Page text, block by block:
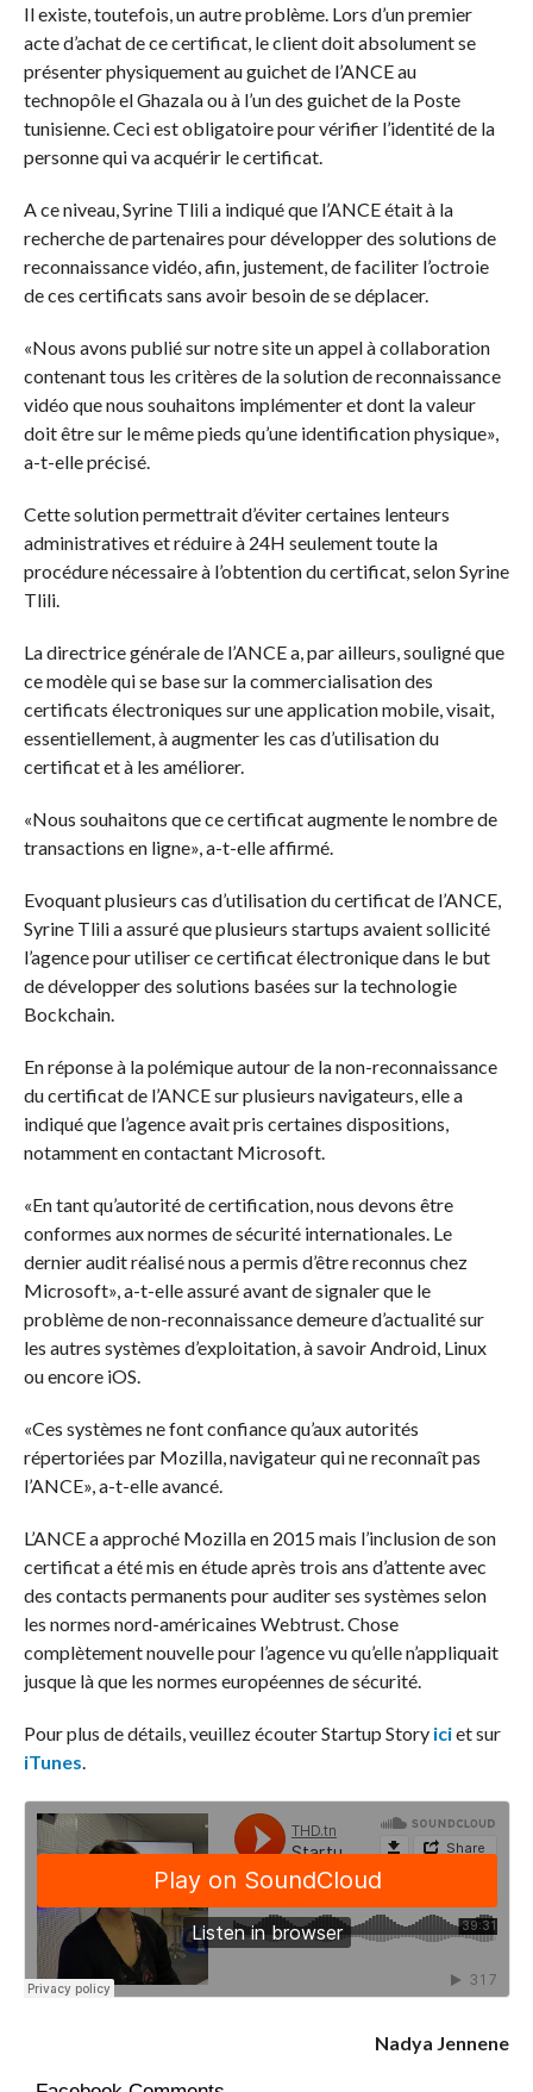
Il existe, toutefois, un autre problème. Lors d’un premier
acte d’achat de ce certificat, le client doit absolument se
présenter physiquement au guichet de l’ANCE au
technopôle el Ghazala ou à l’un des guichet de la Poste
tunisienne. Ceci est obligatoire pour vérifier l’identité de la
personne qui va acquérir le certificat.
A ce niveau, Syrine Tlili a indiqué que l’ANCE était à la
recherche de partenaires pour développer des solutions de
reconnaissance vidéo, afin, justement, de faciliter l’octroie
de ces certificats sans avoir besoin de se déplacer.
«Nous avons publié sur notre site un appel à collaboration
contenant tous les critères de la solution de reconnaissance
vidéo que nous souhaitons implémenter et dont la valeur
doit être sur le même pieds qu’une identification physique»,
a-t-elle précisé.
Cette solution permettrait d’éviter certaines lenteurs
administratives et réduire à 24H seulement toute la
procédure nécessaire à l’obtention du certificat, selon Syrine
Tlili.
La directrice générale de l’ANCE a, par ailleurs, souligné que
ce modèle qui se base sur la commercialisation des
certificats électroniques sur une application mobile, visait,
essentiellement, à augmenter les cas d’utilisation du
certificat et à les améliorer.
«Nous souhaitons que ce certificat augmente le nombre de
transactions en ligne», a-t-elle affirmé.
Evoquant plusieurs cas d’utilisation du certificat de l’ANCE,
Syrine Tlili a assuré que plusieurs startups avaient sollicité
l’agence pour utiliser ce certificat électronique dans le but
de développer des solutions basées sur la technologie
Bockchain.
En réponse à la polémique autour de la non-reconnaissance
du certificat de l’ANCE sur plusieurs navigateurs, elle a
indiqué que l’agence avait pris certaines dispositions,
notamment en contactant Microsoft.
«En tant qu’autorité de certification, nous devons être
conformes aux normes de sécurité internationales. Le
dernier audit réalisé nous a permis d’être reconnus chez
Microsoft», a-t-elle assuré avant de signaler que le
problème de non-reconnaissance demeure d’actualité sur
les autres systèmes d’exploitation, à savoir Android, Linux
ou encore iOS.
«Ces systèmes ne font confiance qu’aux autorités
répertoriées par Mozilla, navigateur qui ne reconnaît pas
l’ANCE», a-t-elle avancé.
L’ANCE a approché Mozilla en 2015 mais l’inclusion de son
certificat a été mis en étude après trois ans d’attente avec
des contacts permanents pour auditer ses systèmes selon
les normes nord-américaines Webtrust. Chose
complètement nouvelle pour l’agence vu qu’elle n’appliquait
jusque là que les normes européennes de sécurité.
Pour plus de détails, veuillez écouter Startup Story iciet sur
iTunes.
Nadya Jennene